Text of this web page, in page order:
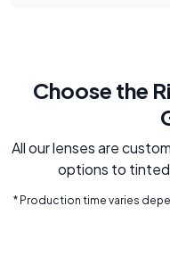
Choose the
All our lenses are
options to
* Production time varies